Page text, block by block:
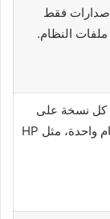
فقط
النظام.
كل نسخة على
أداة إدارة النظام واحدة، مثل HP